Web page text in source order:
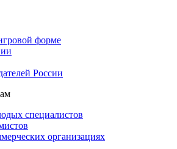
форме
России
специалистов
организациях